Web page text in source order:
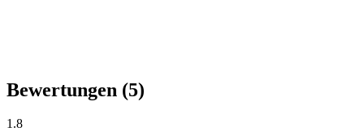
Bewertungen (5)
1.8